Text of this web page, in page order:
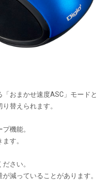
通信方式をラインナップ。
おまかせ速度ASC」モードと
替えられます。
機能。
す。
さい。
減っていることがあります。